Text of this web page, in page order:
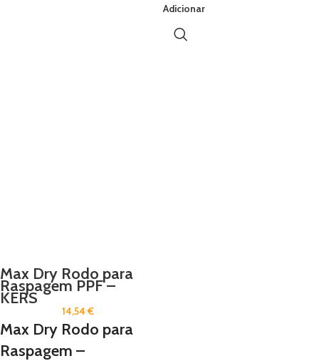
Adicionar
Max Dry Rodo para
Raspagem PPF –
KERS
14,54€
Max Dry Rodo para
Raspagem –